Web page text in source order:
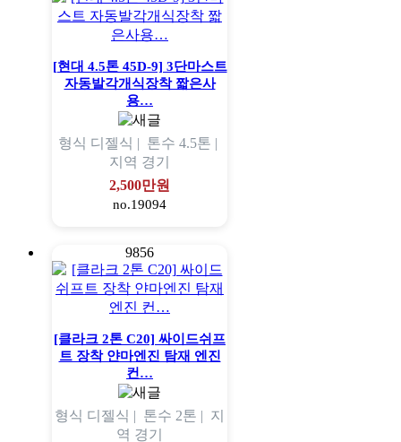
[현대 4.5톤 45D-9] 3단마스트
자동발각개식장착 짧은사
용…
형식 디젤식 | 톤수 4.5톤 |
지역 경기
2,500만원
no.19094
9856
[클라크 2톤 C20] 싸이드쉬프
트 장착 얀마엔진 탐재 엔진
컨…
형식 디젤식 | 톤수 2톤 | 지
역 경기